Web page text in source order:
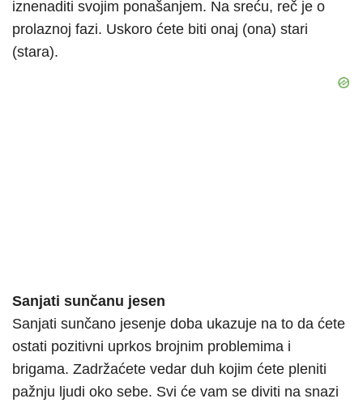
iznenaditi svojim ponašanjem. Na sreću, reč je o
prolaznoj fazi. Uskoro ćete biti onaj (ona) stari
(stara).
Sanjati sunčanu jesen
Sanjati sunčano jesenje doba ukazuje na to da ćete
ostati pozitivni uprkos brojnim problemima i
brigama. Zadržaćete vedar duh kojim ćete pleniti
pažnju ljudi oko sebe. Svi će vam se diviti na snazi